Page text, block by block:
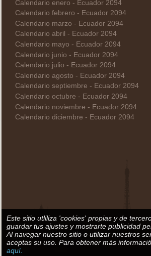
Calendario enero - Ecuador 2094
Calendario febrero - Ecuador 2094
Calendario marzo - Ecuador 2094
Calendario abril - Ecuador 2094
Calendario mayo - Ecuador 2094
Calendario junio - Ecuador 2094
Calendario julio - Ecuador 2094
Calendario agosto - Ecuador 2094
Calendario septiembre - Ecuador 2094
Calendario octubre - Ecuador 2094
Calendario noviembre - Ecuador 2094
Calendario diciembre - Ecuador 2094
Este sitio utliliza 'cookies' propias y de
guardar tus ajustes y mostrarte publicidad
Al navegar nuestro sitio o utilizar nuestros
aceptas su uso. Para obtener más
aquí.